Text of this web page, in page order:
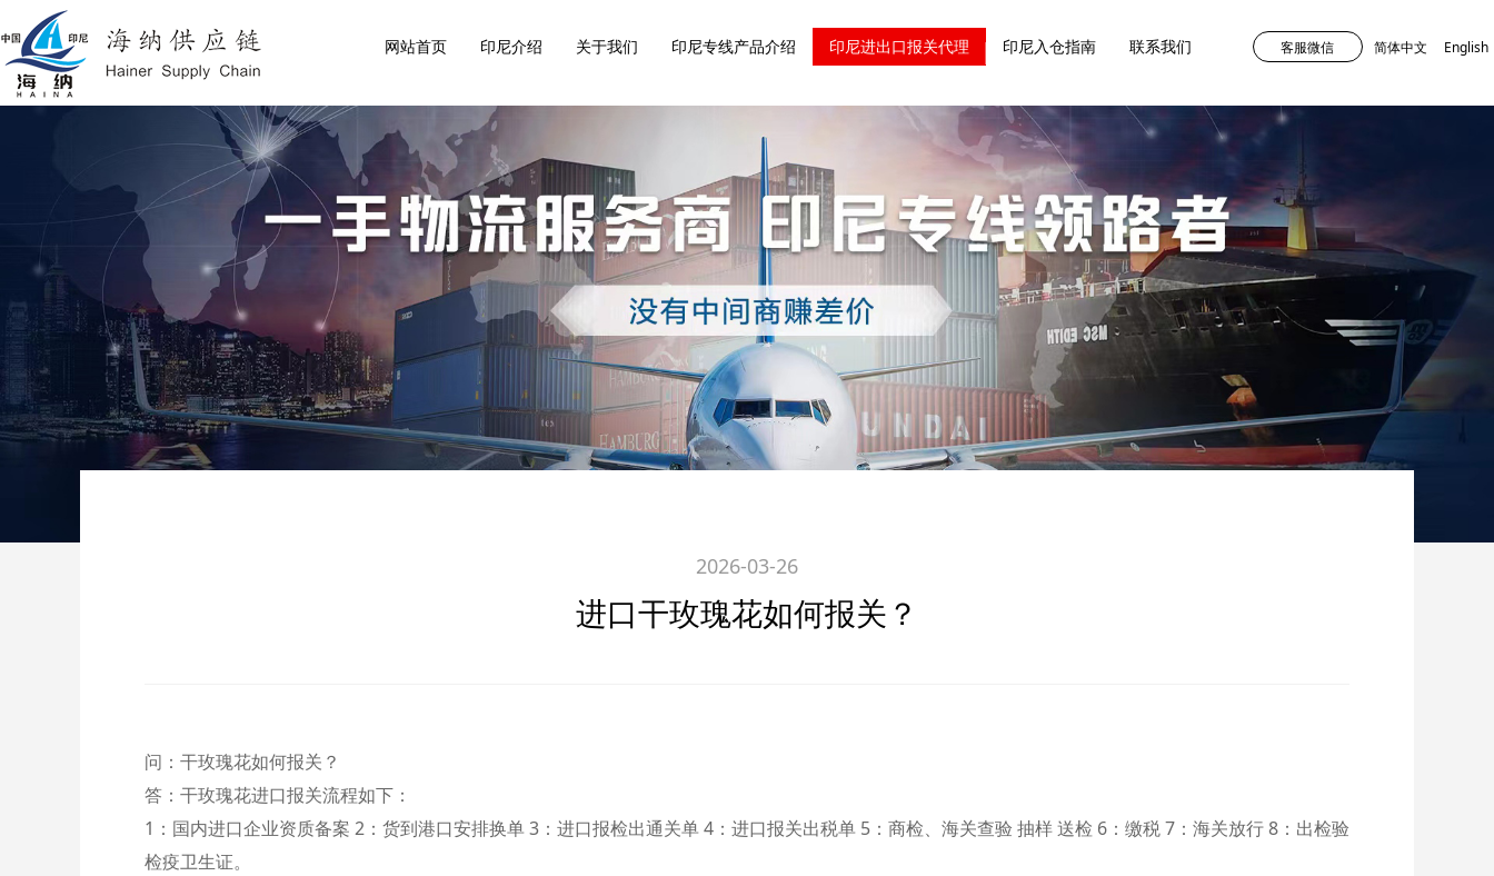
网站首页 印尼介绍 关于我们 印尼专线产品介绍 印尼进出口报关代理 印尼入仓指南 联系我们 简体中文 English
客服微信
2026-03-26
进口干玫瑰花如何报关？
问：干玫瑰花如何报关？
答：干玫瑰花进口报关流程如下：
1：国内进口企业资质备案 2：货到港口安排换单 3：进口报检出通关单 4：进口报关出税单 5：商检、海关查验 抽样 送检 6：缴税 7：海关放行 8：出检验
检疫卫生证。